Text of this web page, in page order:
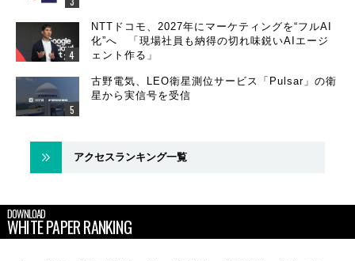
NTTドコモ、2027年にマーケティングを“フルAI
化”へ 「現場社員も納得の切れ味鋭いAIエージ
ェント作る」
古野電気、LEO衛星測位サービス「Pulsar」の衛
星から実信号を受信
アクセスランキング一覧
DOWNLOAD
WHITE PAPER RANKING